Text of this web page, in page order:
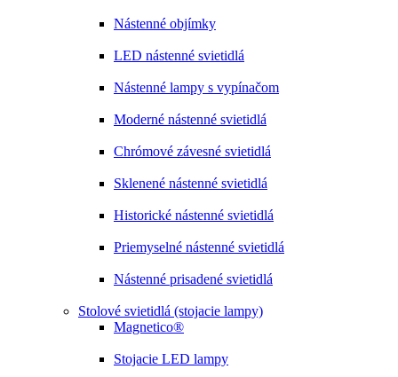
Nástenné objímky
LED nástenné svietidlá
Nástenné lampy s vypínačom
Moderné nástenné svietidlá
Chrómové závesné svietidlá
Sklenené nástenné svietidlá
Historické nástenné svietidlá
Priemyselné nástenné svietidlá
Nástenné prisadené svietidlá
Stolové svietidlá (stojacie lampy)
Magnetico®
Stojacie LED lampy